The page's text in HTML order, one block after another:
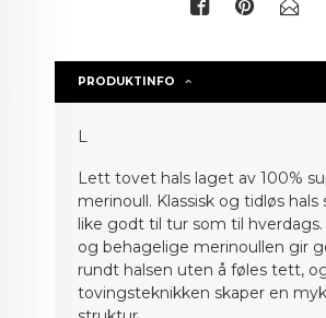
PRODUKTINFO
L
Lett tovet hals laget av 100%
merinoull. Klassisk og tidløs hals
like godt til tur som til
og behagelige merinoullen gir
rundt halsen uten å føles tett,
tovingsteknikken skaper en